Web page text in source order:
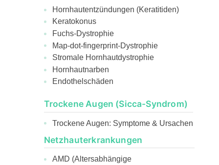
Hornhautentzündungen (Keratitiden)
Keratokonus
Fuchs-Dystrophie
Map-dot-fingerprint-Dystrophie
Stromale Hornhautdystrophie
Hornhautnarben
Endothelschäden
Trockene Augen (Sicca-Syndrom)
Trockene Augen: Symptome & Ursachen
Netzhauterkrankungen
AMD (Altersabhängige